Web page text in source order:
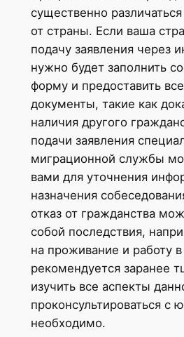
существенно
от страны. Если ваша
подачу заявления через
нужно будет заполнить
форму и предоставить
документы, такие как
наличия другого
подачи заявления
миграционной службы
вами для уточнения
назначения
отказ от гражданства
собой последствия,
на проживание и работу
рекомендуется заранее
изучить все аспекты
проконсультироваться с
необходимо.